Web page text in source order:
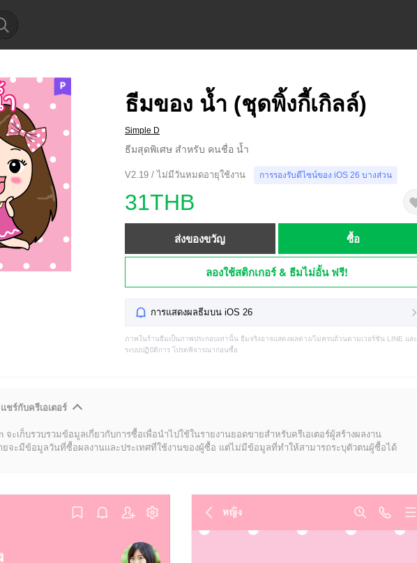
ธีมของ น้ำ (ชุดพิ้งกี้เกิลล์)
Simple D
ธีมสุดพิเศษ สำหรับ คนชื่อ น้ำ
V2.19 / ไม่มีวันหมดอายุใช้งาน การรองรับดีไซน์ของ iOS 26 บางส่วน
31THB
ส่งของขวัญ ซื้อ
ลองใช้สติกเกอร์ & ธีมไม่อั้น ฟรี!
การแสดงผลธีมบน iOS 26
ภาพในร้านธีมเป็นภาพประกอบเท่านั้น ธีมจริงอาจแสดงผลต่าง/ไม่ครบถ้วนตามเวอร์ชัน LINE และ
ระบบปฏิบัติการ โปรดพิจารณาก่อนซื้อ
ชร์กับครีเอเตอร์
จะเก็บรวบรวมข้อมูลเกี่ยวกับการซื้อเพื่อนำไปใช้ในรายงานยอดขายสำหรับครีเอเตอร์ผู้สร้างผลงาน
ยจะมีข้อมูลวันที่ซื้อผลงานและประเทศที่ใช้งานของผู้ซื้อ แต่ไม่มีข้อมูลที่ทำให้สามารถระบุตัวตนผู้ซื้อได้